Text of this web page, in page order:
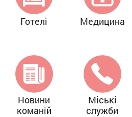
Готелі Медицина
Новини
команій
Міські
служби